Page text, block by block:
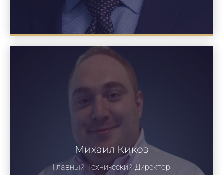
Михаил Кикоз
Главный Технический Директор